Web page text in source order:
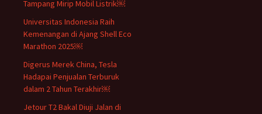
Tampang Mirip Mobil Listrik￼
Universitas Indonesia Raih
Kemenangan di Ajang Shell Eco
Marathon 2025￼
Digerus Merek China, Tesla
Hadapai Penjualan Terburuk
dalam 2 Tahun Terakhir￼
Jetour T2 Bakal Diuji Jalan di